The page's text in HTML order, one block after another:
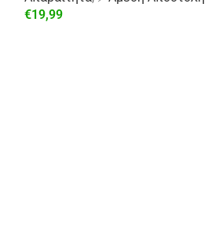
€19,99